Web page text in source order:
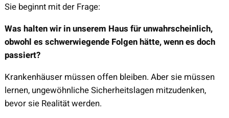
Sie beginnt mit der Frage:
Was halten wir in unserem Haus für unwahrscheinlich,
obwohl es schwerwiegende Folgen hätte, wenn es doch
passiert?
Krankenhäuser müssen offen bleiben. Aber sie müssen
lernen, ungewöhnliche Sicherheitslagen mitzudenken,
bevor sie Realität werden.